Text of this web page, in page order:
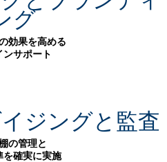
グ
効果を高める
ンサポート
ジングと監査
の管理と
を確実に実施